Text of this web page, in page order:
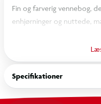
Fin og farverig vennebog,
enhjørninger og nuttede,
kende og samtidig
lade dem besvare en
udfylde siderne i bogen.
Specifikationer